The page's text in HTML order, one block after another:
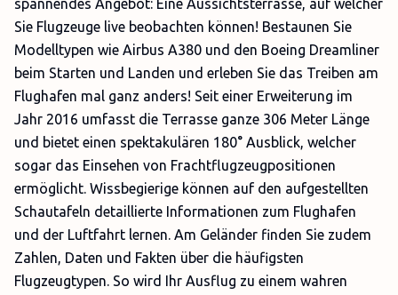
spannendes Angebot: Eine Aussichtsterrasse, auf welcher
Sie Flugzeuge live beobachten können! Bestaunen Sie
Modelltypen wie Airbus A380 und den Boeing Dreamliner
beim Starten und Landen und erleben Sie das Treiben am
Flughafen mal ganz anders! Seit einer Erweiterung im
Jahr 2016 umfasst die Terrasse ganze 306 Meter Länge
und bietet einen spektakulären 180° Ausblick, welcher
sogar das Einsehen von Frachtflugzeugpositionen
ermöglicht. Wissbegierige können auf den aufgestellten
Schautafeln detaillierte Informationen zum Flughafen
und der Luftfahrt lernen. Am Geländer finden Sie zudem
Zahlen, Daten und Fakten über die häufigsten
Flugzeugtypen. So wird Ihr Ausflug zu einem wahren